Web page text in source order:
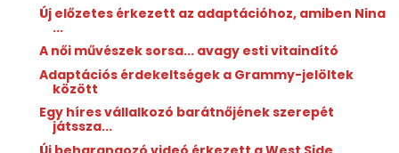
Új előzetes érkezett az adaptációhoz, amiben Nina
...
A női művészek sorsa... avagy esti vitaindító
Adaptációs érdekeltségek a Grammy-jelöltek
között
Egy híres vállalkozó barátnőjének szerepét
játssza...